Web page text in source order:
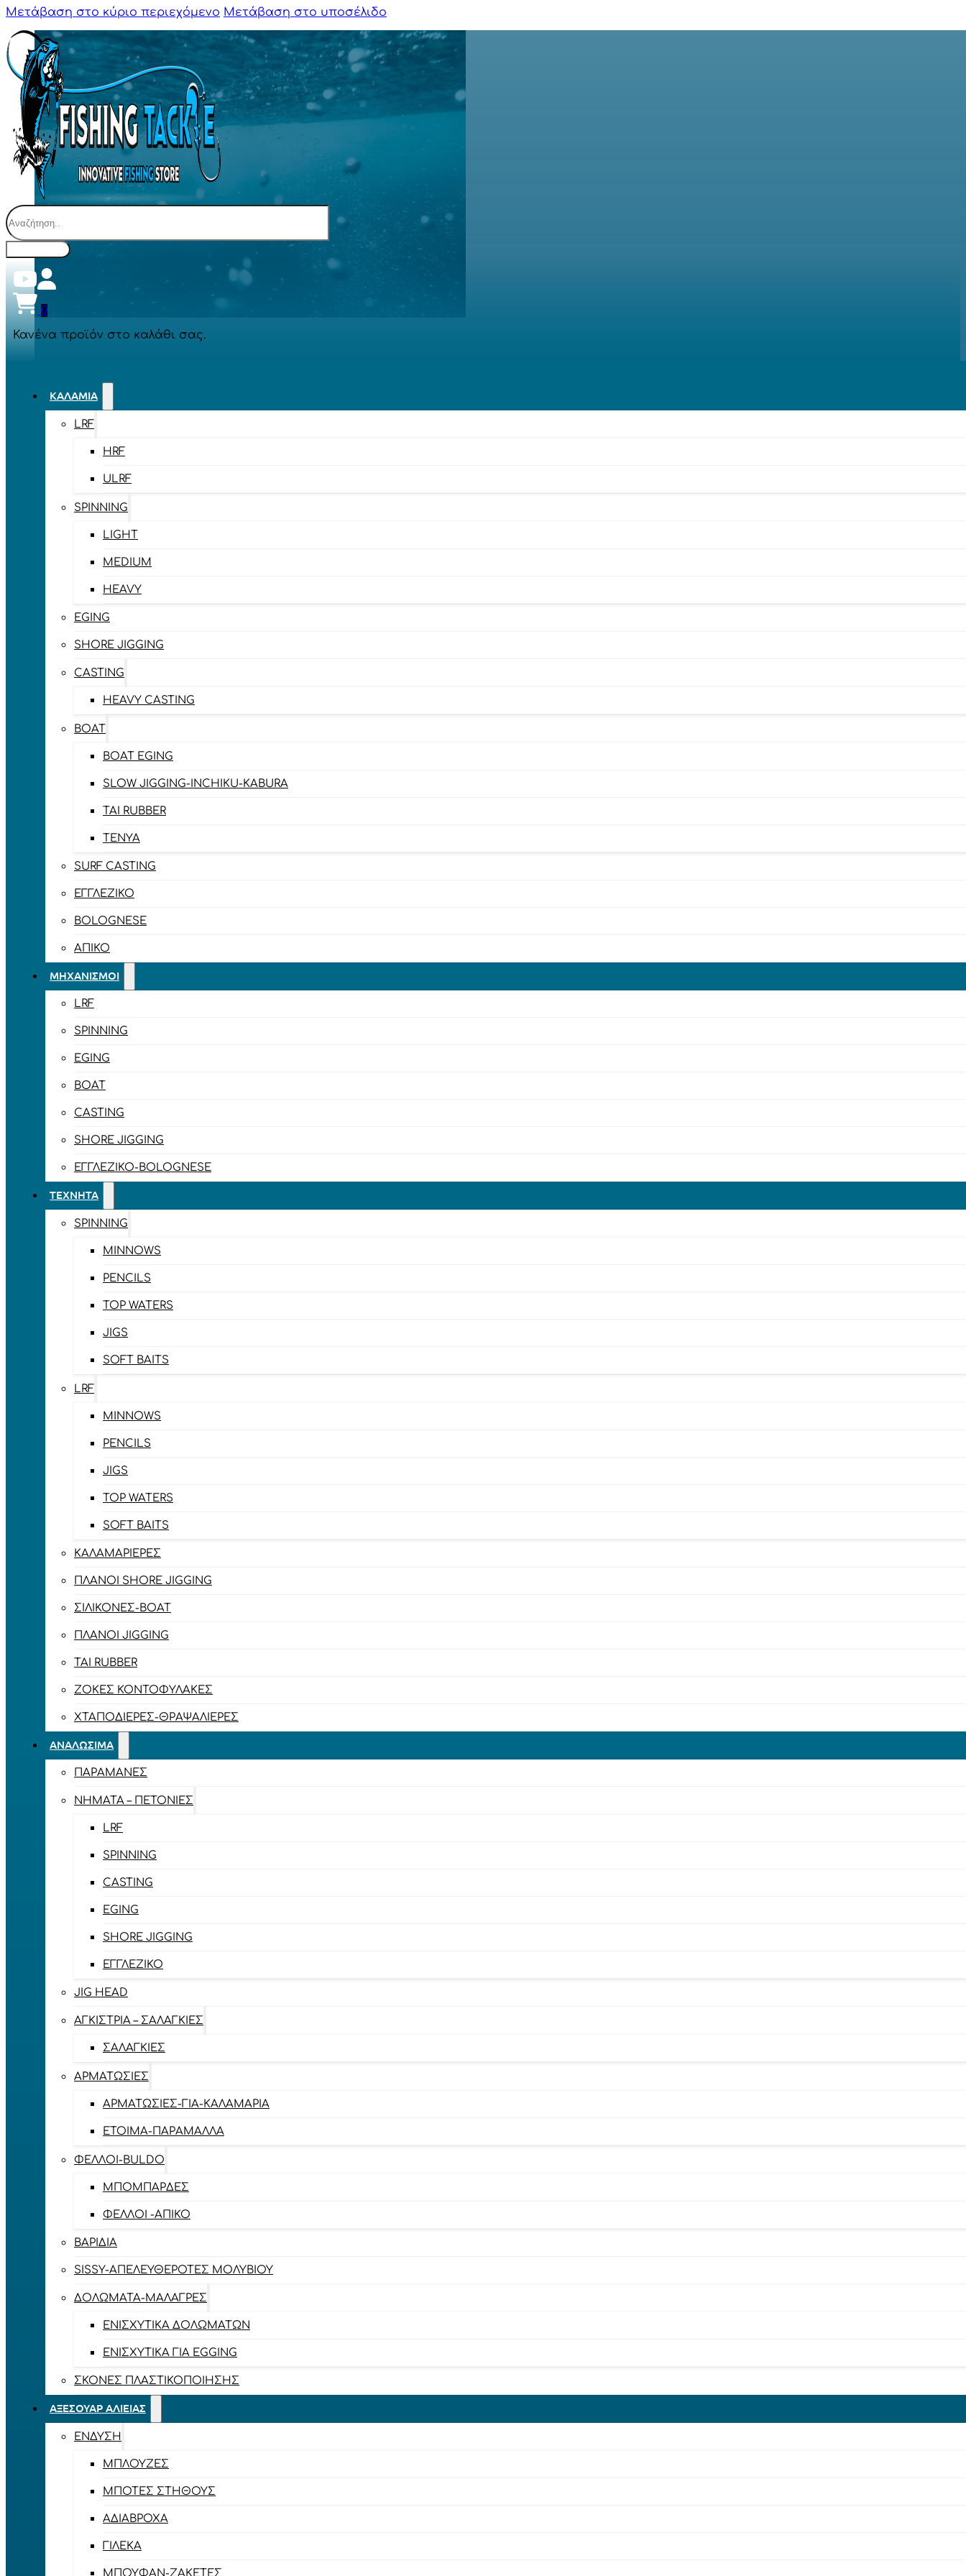
Μετάβαση στο κύριο περιεχόμενο Μετάβαση στο υποσέλιδο
Αναζήτηση
0
Κανένα προϊόν στο καλάθι σας.
ΚΑΛΆΜΙΑ
LRF
HRF
ULRF
SPINNING
LIGHT
MEDIUM
HEAVY
EGING
SHORE JIGGING
CASTING
HEAVY CASTING
BOAT
BOAT EGING
SLOW JIGGING-INCHIKU-KABURA
TAI RUBBER
TENYA
SURF CASTING
ΕΓΓΛΈΖΙΚΟ
BOLOGNESE
ΑΠΊΚΟ
ΜΗΧΑΝΙΣΜΟΊ
LRF
SPINNING
EGING
BOAT
CASTING
SHORE JIGGING
ΕΓΓΛΈΖΙΚΟ-BOLOGNESE
ΤΕΧΝΗΤΆ
SPINNING
MINNOWS
PENCILS
TOP WATERS
JIGS
SOFT BAITS
LRF
MINNOWS
PENCILS
JIGS
TOP WATERS
SOFT BAITS
ΚΑΛΑΜΑΡΙΈΡΕΣ
ΠΛΆΝΟΙ SHORE JIGGING
ΣΙΛΙΚΌΝΕΣ-BOAT
ΠΛΆΝΟΙ JIGGING
TAI RUBBER
ΖΌΚΕΣ ΚΟΝΤΟΦΎΛΑΚΕΣ
ΧΤΑΠΟΔΙΈΡΕΣ-ΘΡΑΨΑΛΙΈΡΕΣ
ΑΝΑΛΏΣΙΜΑ
ΠΑΡΑΜΆΝΕΣ
ΝΉΜΑΤΑ – ΠΕΤΟΝΙΈΣ
LRF
SPINNING
CASTING
EGING
SHORE JIGGING
ΕΓΓΛΈΖΙΚΟ
JIG HEAD
ΑΓΚΊΣΤΡΙΑ – ΣΑΛΑΓΚΙΈΣ
ΣΑΛΑΓΚΙΈΣ
ΑΡΜΑΤΩΣΙΈΣ
ΑΡΜΑΤΩΣΙΈΣ-ΓΙΑ-ΚΑΛΑΜΆΡΙΑ
ΈΤΟΙΜΑ-ΠΑΡΆΜΑΛΛΑ
ΦΕΛΛΟΊ-BULDO
ΜΠΟΜΠΆΡΔΕΣ
ΦΕΛΛΟΊ -ΑΠΊΚΟ
ΒΑΡΊΔΙΑ
SISSY-ΑΠΕΛΕΥΘΕΡΟΤΈΣ ΜΟΛΥΒΙΟΎ
ΔΟΛΏΜΑΤΑ-ΜΑΛΆΓΡΕΣ
ΕΝΙΣΧΥΤΙΚΆ ΔΟΛΩΜΆΤΩΝ
ΕΝΙΣΧΥΤΙΚΆ ΓΙΑ EGGING
ΣΚΌΝΕΣ ΠΛΑΣΤΙΚΟΠΟΊΗΣΗΣ
ΑΞΕΣΟΥΆΡ ΑΛΙΕΊΑΣ
ΈΝΔΥΣΗ
ΜΠΛΟΎΖΕΣ
ΜΠΌΤΕΣ ΣΤΉΘΟΥΣ
ΑΔΙΆΒΡΟΧΑ
ΓΙΛΈΚΑ
ΜΠΟΥΦΆΝ-ΖΑΚΈΤΕΣ